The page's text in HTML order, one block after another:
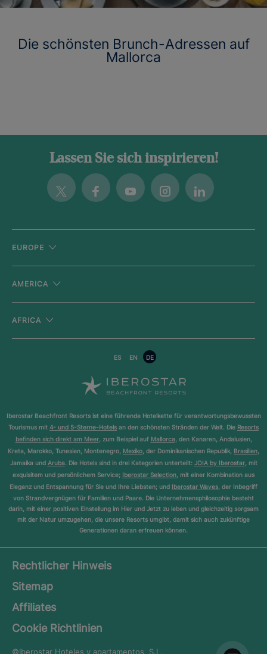
Die schönsten Brunch-Adressen auf
Mallorca
Lassen Sie sich inspirieren!
Twitter FacebookYoutubeInstagramLinkedin
EUROPE
AMERICA
AFRICA
ES EN DE
Iberostar Beachfront Resorts ist eine führende Hotelkette für verantwortungsbewussten
Tourismus mit 4- und 5-Sterne-Hotels an den schönsten Stränden der Welt. Die Resorts
befinden sich direkt am Meer, zum Beispiel auf Mallorca, den Kanaren, Andalusien,
Kreta, Marokko, Tunesien, Montenegro, Mexiko, der Dominikanischen Republik, Brasilien,
Jamaika und Aruba. Die Hotels sind in drei Kategorien unterteilt: JOIA by Iberostar, mit
exquisitem und persönlichem Service; Iberostar Selection, mit einer Kombination aus
Eleganz und Entspannung für Sie und Ihre Liebsten; und Iberostar Waves, der Inbegriff
von Strandvergnügen für Familien und Paare. Die Unternehmensphilosophie besteht
darin, mit einer positiven Einstellung im Hier und Jetzt zu leben und gleichzeitig sorgsam
mit der Natur umzugehen, die unsere Resorts umgibt, damit sich auch zukünftige
Generationen daran erfreuen können.
Rechtlicher Hinweis
Sitemap
Affiliates
Cookie Richtlinien
©Iberostar Hoteles y apartamentos, S.L.